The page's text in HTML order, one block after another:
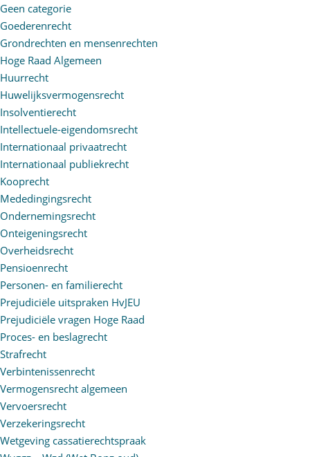
Geen categorie
Goederenrecht
Grondrechten en mensenrechten
Hoge Raad Algemeen
Huurrecht
Huwelijksvermogensrecht
Insolventierecht
Intellectuele-eigendomsrecht
Internationaal privaatrecht
Internationaal publiekrecht
Kooprecht
Mededingingsrecht
Ondernemingsrecht
Onteigeningsrecht
Overheidsrecht
Pensioenrecht
Personen- en familierecht
Prejudiciële uitspraken HvJEU
Prejudiciële vragen Hoge Raad
Proces- en beslagrecht
Strafrecht
Verbintenissenrecht
Vermogensrecht algemeen
Vervoersrecht
Verzekeringsrecht
Wetgeving cassatierechtspraak